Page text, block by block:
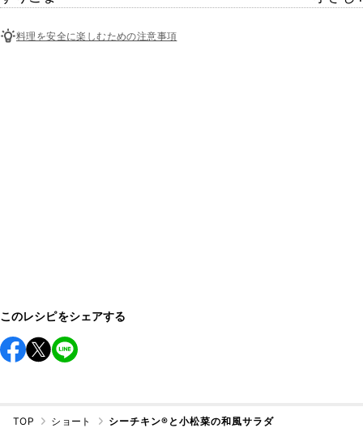
料理を安全に楽しむための注意事項
このレシピをシェアする
TOP ショート シーチキン®と小松菜の和風サラダ